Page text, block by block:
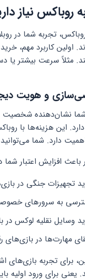
روباکس نیاز
تجربه شما در
مثلاً سرعت بیشتر یا
و هویت
شما نشان‌دهنده
این هزینه‌ها با
دارد. شما می‌توانید
باعث افزایش اعتبار
تجهیزات جنگی در
به سرورهای
وسایل نقلیه لوکس در
مهارت‌ها در بازی‌های
برای تجربه بازی‌های